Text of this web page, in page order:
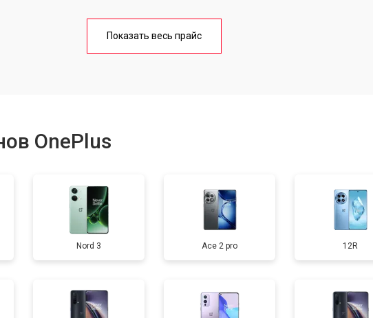
от 70 мин
от 80 мин от 2700 ₽
от 40 мин от 950 ₽
от 70 мин от 1750 ₽
Показать весь прайс
OnePlus
Nord 3 Ace 2 pro 12R